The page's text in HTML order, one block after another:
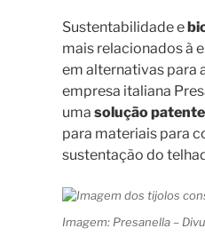
Sustentabilidade e
mais relacionados à
em alternativas para
empresa italiana
uma solução
para materiais para
sustentação do
Imagem: Presanella –